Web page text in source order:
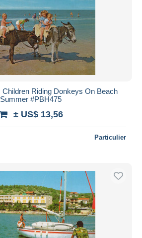
Children Riding Donkeys On Beach
Summer #PBH475
± US$ 13,56
Particulier